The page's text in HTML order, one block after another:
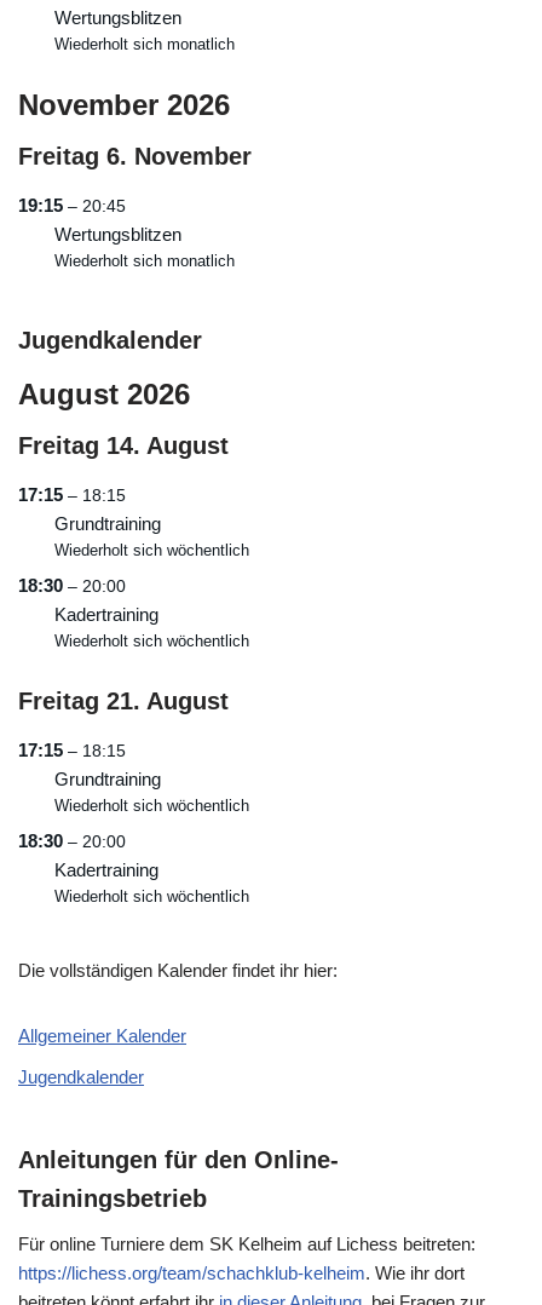
Wertungsblitzen
Wiederholt sich monatlich
November 2026
Freitag 6. November
19:15 – 20:45
Wertungsblitzen
Wiederholt sich monatlich
Jugendkalender
August 2026
Freitag 14. August
17:15 – 18:15
Grundtraining
Wiederholt sich wöchentlich
18:30 – 20:00
Kadertraining
Wiederholt sich wöchentlich
Freitag 21. August
17:15 – 18:15
Grundtraining
Wiederholt sich wöchentlich
18:30 – 20:00
Kadertraining
Wiederholt sich wöchentlich
Die vollständigen Kalender findet ihr hier:
Allgemeiner Kalender
Jugendkalender
Anleitungen für den Online-
Trainingsbetrieb
Für online Turniere dem SK Kelheim auf Lichess beitreten:
https://lichess.org/team/schachklub-kelheim. Wie ihr dort